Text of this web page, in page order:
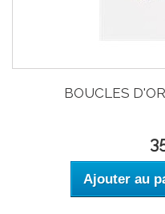
BOUCLES
Ajouter au